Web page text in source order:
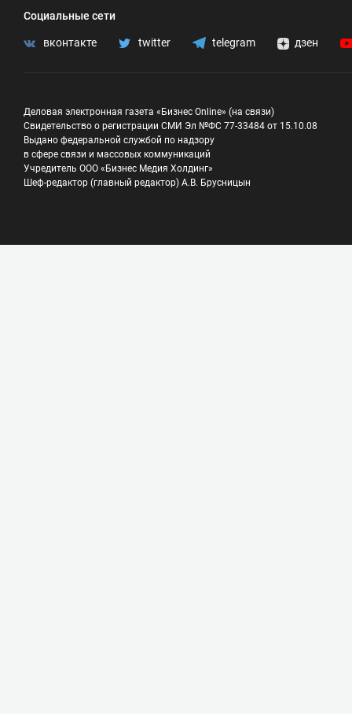
Социальные сети
вконтакте twitter telegram дзен
Деловая электронная газета «Бизнес Online» (на связи)
Свидетельство о регистрации СМИ Эл №ФС 77-33484 от 15.10.08
Выдано федеральной службой по надзору
в сфере связи и массовых коммуникаций
Учредитель ООО «Бизнес Медия Холдинг»
Шеф-редактор (главный редактор) А.В. Брусницын